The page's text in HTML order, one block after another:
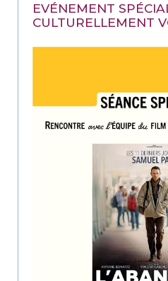
EVÉNEMENT
CULTURELLEMENT